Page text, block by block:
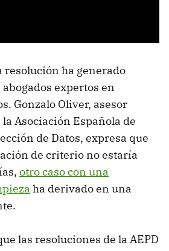
resolución ha generado
expertos en
Gonzalo Oliver, asesor
Asociación Española de
de Datos, expresa que
de criterio no estaría
otro caso con una
ha derivado en una
las resoluciones de la AEPD